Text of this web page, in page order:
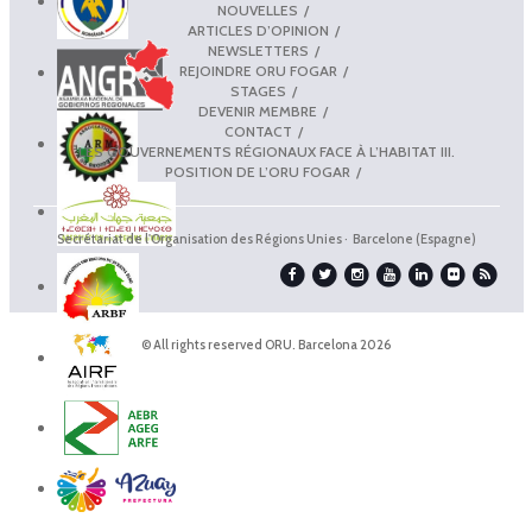
NOUVELLES
ARTICLES D’OPINION
NEWSLETTERS
REJOINDRE ORU FOGAR
STAGES
DEVENIR MEMBRE
CONTACT
LES GOUVERNEMENTS RÉGIONAUX FACE À L’HABITAT III.
POSITION DE L’ORU FOGAR
Secrétariat de l'Organisation des Régions Unies · Barcelone (Espagne)
© All rights reserved ORU. Barcelona 2026